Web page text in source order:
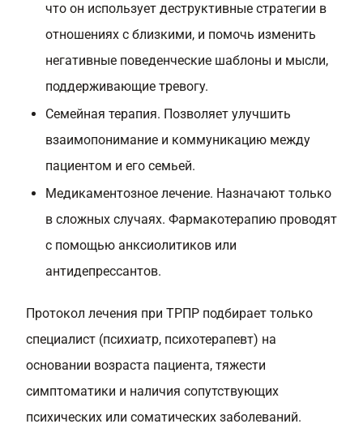
что он использует деструктивные стратегии в
отношениях с близкими, и помочь изменить
негативные поведенческие шаблоны и мысли,
поддерживающие тревогу.
Семейная терапия. Позволяет улучшить
взаимопонимание и коммуникацию между
пациентом и его семьей.
Медикаментозное лечение. Назначают только
в сложных случаях. Фармакотерапию проводят
с помощью анксиолитиков или
антидепрессантов.
Протокол лечения при ТРПР подбирает только
специалист (психиатр, психотерапевт) на
основании возраста пациента, тяжести
симптоматики и наличия сопутствующих
психических или соматических заболеваний.